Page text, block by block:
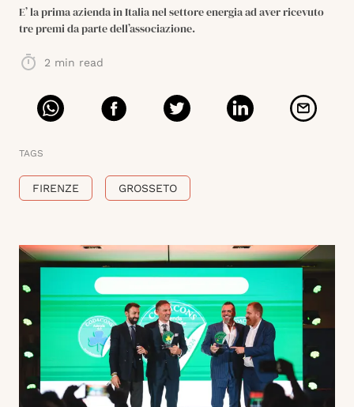
E’ la prima azienda in Italia nel settore energia ad aver ricevuto
tre premi da parte dell’associazione.
2 min read
TAGS
FIRENZE GROSSETO